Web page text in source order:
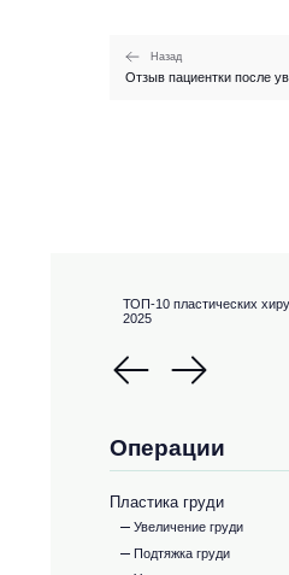
Назад
Отзыв пациентки после
ТОП-10 пластических
2025
Операции
Пластика груди
Увеличение груди
Подтяжка груди